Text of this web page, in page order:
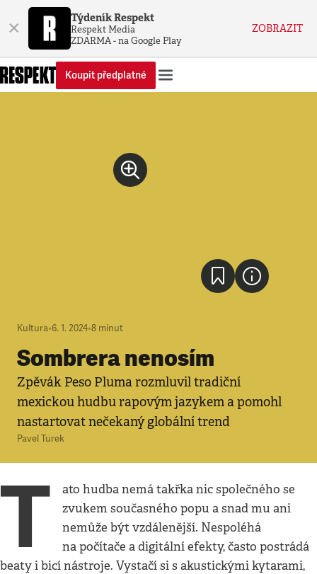
× Týdeník Respekt
Respekt Media
ZDARMA - na Google Play
ZOBRAZIT
Koupit předplatné
Kultura•6. 1. 2024•8 minut
Sombrera nenosím
Zpěvák Peso Pluma rozmluvil tradiční
mexickou hudbu rapovým jazykem a pomohl
nastartovat nečekaný globální trend
Pavel Turek
T
ato hudba nemá takřka nic společného se
zvukem současného popu a snad mu ani
nemůže být vzdálenější. Nespoléhá
na počítače a digitální efekty, často postrádá
beaty i bicí nástroje. Vystačí si s akustickými kytarami,